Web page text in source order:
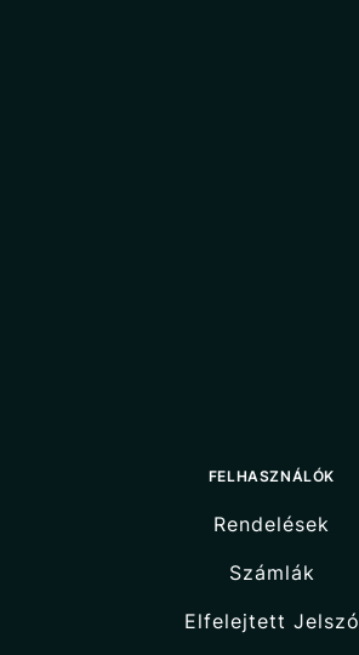
FELHASZNÁLÓK
Rendelések
Számlák
Elfelejtett Jelszó